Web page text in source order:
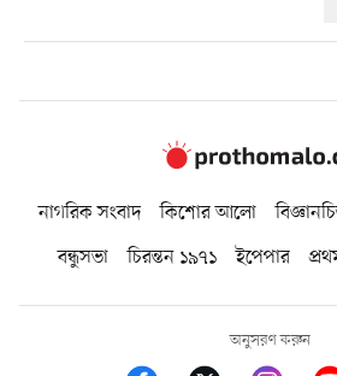
নাগরিক সংবাদ কিশোর আলো
বন্ধুসভা
চিরন্তন ১৯৭১ ইপেপার
অনুসরণ করুন